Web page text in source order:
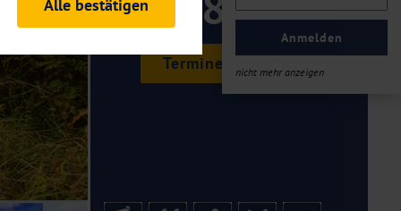
Anmelden
nicht mehr anzeigen
Termine & Preise
und Analysen. Mithilfe
Auftritts ermitteln und
es zu einer Drittlands
Daten finden Sie in unseren
Alle bestätigen